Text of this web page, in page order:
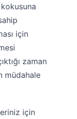
için
zaman
müdahale
için